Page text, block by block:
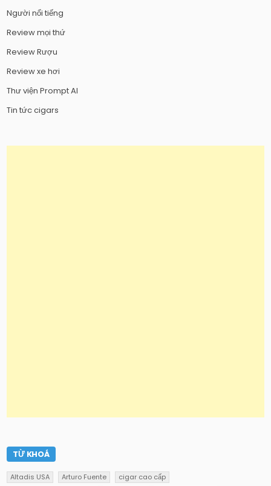
Người nổi tiếng
Review mọi thứ
Review Rượu
Review xe hơi
Thư viện Prompt AI
Tin tức cigars
TỪ KHOÁ
Altadis USA Arturo Fuente
cigar cao cấp